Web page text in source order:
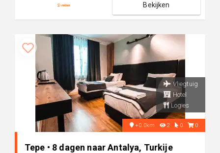
Bekijken
Vliegtuig
Hotel
Logies
+0.0km 2 0 0
Tepe • 8 dagen naar Antalya, Turkije